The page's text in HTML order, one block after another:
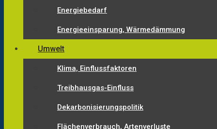
Energiebedarf
Energieeinsparung, Wärmedämmung
Umwelt
Klima, Einflussfaktoren
Treibhausgas-Einfluss
Dekarbonisierungspolitik
Flächenverbrauch, Artenverluste